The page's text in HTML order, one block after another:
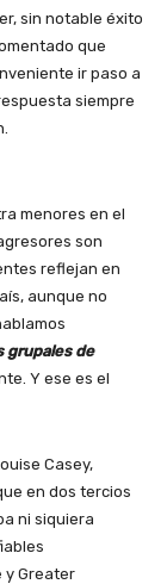
sin notable éxito
que
ir paso a
siempre
menores en el
son
reflejan en
aunque no
grupales de
Y ese es el
Casey,
en dos tercios
ni siquiera
y Greater